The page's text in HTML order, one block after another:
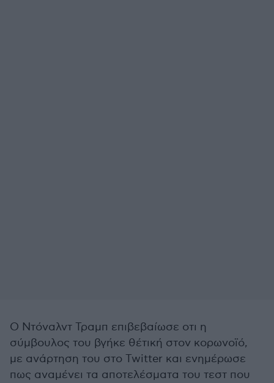
Ο Ντόναλντ Τραμπ επιβεβαίωσε οτι η
σύμβουλος του βγήκε θέτική στον κορωνοϊό,
με ανάρτηση του στο Twitter και ενημέρωσε
πως αναμένει τα αποτελέσματα του τεστ που